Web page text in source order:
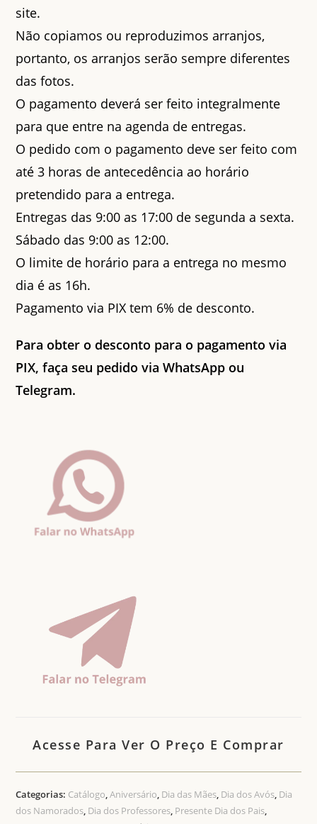
site.
Não copiamos ou reproduzimos arranjos,
portanto, os arranjos serão sempre diferentes
das fotos.
O pagamento deverá ser feito integralmente
para que entre na agenda de entregas.
O pedido com o pagamento deve ser feito com
até 3 horas de antecedência ao horário
pretendido para a entrega.
Entregas das 9:00 as 17:00 de segunda a sexta.
Sábado das 9:00 as 12:00.
O limite de horário para a entrega no mesmo
dia é as 16h.
Pagamento via PIX tem 6% de desconto.
Para obter o desconto para o pagamento via
PIX, faça seu pedido via WhatsApp ou
Telegram.
Acesse Para Ver O Preço E Comprar
Categorias: Catálogo,Aniversário, Dia das Mães, Dia dos Avós, Dia
dos Namorados, Dia dos Professores, Presente Dia dos Pais,